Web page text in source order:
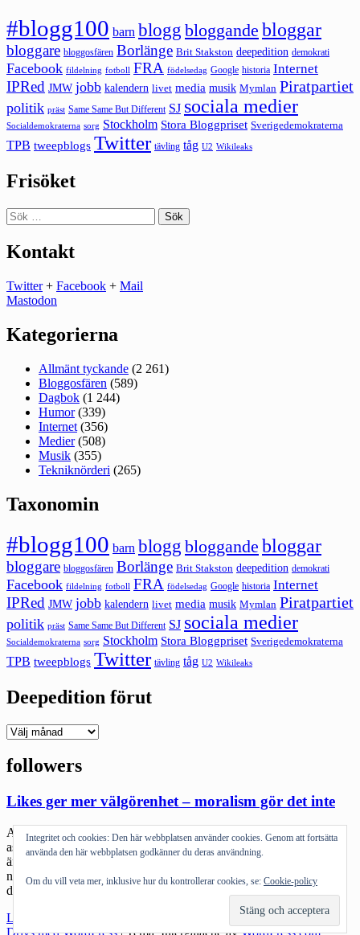
#blogg100 barn blogg bloggande bloggar
bloggare bloggosfären Borlänge Brit Stakston deepedition demokrati
Facebook fildelning fotboll FRA födelsedag Google historia Internet
IPRed JMW jobb kalendern livet media musik Mymlan Piratpartiet
politik präst Same Same But Different SJ sociala medier
Socialdemokraterna sorg Stockholm Stora Bloggpriset Sverigedemokraterna
TPB tweepblogs Twitter tävling tåg U2 Wikileaks
Frisöket
Sök
efter:
Kontakt
Twitter+ Facebook + Mail
Mastodon
Kategorierna
Allmänt tyckande (2 261)
Bloggosfären (589)
Dagbok (1 244)
Humor(339)
Internet (356)
Medier(508)
Musik (355)
Tekniknörderi (265)
Taxonomin
#blogg100 barn blogg bloggande bloggar
bloggare bloggosfären Borlänge Brit Stakston deepedition demokrati
Facebook fildelning fotboll FRA födelsedag Google historia Internet
IPRed JMW jobb kalendern livet media musik Mymlan Piratpartiet
politik präst Same Same But Different SJ sociala medier
Socialdemokraterna sorg Stockholm Stora Bloggpriset Sverigedemokraterna
TPB tweepblogs Twitter tävling tåg U2 Wikileaks
Deepedition förut
Deepedition
followers
Likes ger mer välgörenhet – moralism gör det inte
Att skänka pengar är en knepig sak. Det finns så många olika
aspekter att lägga på välgörenhet och genom sociala medier har
ännu fler dykt upp. Det är ofta som företag väljer att köra ”för varje
ny följare skänker vi en krona till X” eller nu senast Musikhjälpen
där du kan önska en låt för […]
Läs mer
ger
Drivs med WordPress |Tema: Intergalactic avWordPress.com.
Integritet och cookies: Den här webbplatsen använder cookies. Genom att fortsätta
använda den här webbplatsen godkänner du deras användning.
Om du vill veta mer, inklusive hur du kontrollerar cookies, se: Cookie-policy